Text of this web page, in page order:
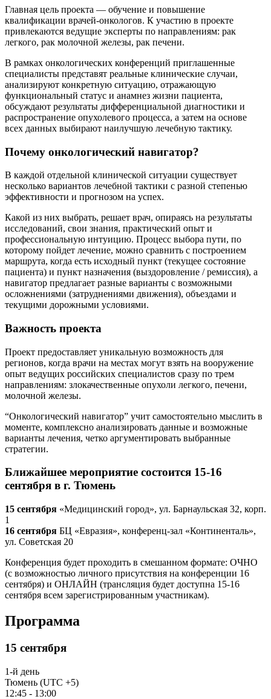
Главная цель проекта — обучение и повышение
квалификации врачей-онкологов. К участию в проекте
привлекаются ведущие эксперты по направлениям: рак
легкого, рак молочной железы, рак печени.
В рамках онкологических конференций приглашенные
специалисты представят реальные клинические случаи,
анализируют конкретную ситуацию, отражающую
функциональный статус и анамнез жизни пациента,
обсуждают результаты дифференциальной диагностики и
распространение опухолевого процесса, а затем на основе
всех данных выбирают наилучшую лечебную тактику.
Почему онкологический навигатор?
В каждой отдельной клинической ситуации существует
несколько вариантов лечебной тактики с разной степенью
эффективности и прогнозом на успех.
Какой из них выбрать, решает врач, опираясь на результаты
исследований, свои знания, практический опыт и
профессиональную интуицию. Процесс выбора пути, по
которому пойдет лечение, можно сравнить с построением
маршрута, когда есть исходный пункт (текущее состояние
пациента) и пункт назначения (выздоровление / ремиссия), а
навигатор предлагает разные варианты с возможными
осложнениями (затруднениями движения), объездами и
текущими дорожными условиями.
Важность проекта
Проект предоставляет уникальную возможность для
регионов, когда врачи на местах могут взять на вооружение
опыт ведущих российских специалистов сразу по трем
направлениям: злокачественные опухоли легкого, печени,
молочной железы.
“Онкологический навигатор” учит самостоятельно мыслить в
моменте, комплексно анализировать данные и возможные
варианты лечения, четко аргументировать выбранные
стратегии.
Ближайшее мероприятие состоится 15-16
сентября в г. Тюмень
15 сентября «Медицинский город», ул. Барнаульская 32, корп.
1
16 сентября БЦ «Евразия», конференц-зал «Континенталь»,
ул. Советская 20
Конференция будет проходить в смешанном формате: ОЧНО
(с возможностью личного присутствия на конференции 16
сентября) и ОНЛАЙН (трансляция будет доступна 15-16
сентября всем зарегистрированным участникам).
Программа
15 сентября
1-й день
Тюмень (UTC +5)
12:45 - 13:00